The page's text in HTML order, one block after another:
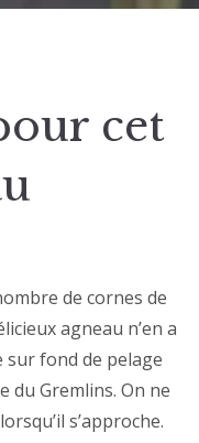
cet
de cornes de
agneau n’en a
sur fond de pelage
du Gremlins. On ne
s’approche.